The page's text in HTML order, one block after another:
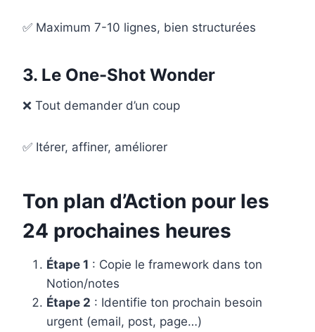
✅ Maximum 7-10 lignes, bien structurées
3. Le One-Shot Wonder
❌ Tout demander d’un coup
✅ Itérer, affiner, améliorer
Ton plan d’Action pour les
24 prochaines heures
Étape 1 : Copie le framework dans ton
Notion/notes
Étape 2 : Identifie ton prochain besoin
urgent (email, post, page…)